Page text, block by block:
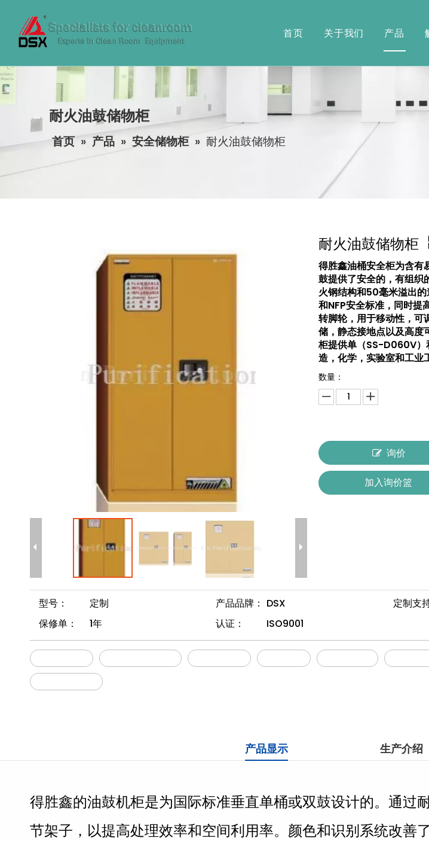
首页 关于我们 产品
耐火油鼓储物柜
首页 » 产品 » 安全储物柜 » 耐火油鼓储物柜
耐火油鼓储物柜
得胜鑫油桶安全柜为含
鼓提供了安全的，有组织
火钢结构和50毫米溢出
和NFP安全标准，同时提
转脚轮，用于移动性，可
储，静态接地点以及高度
柜提供单（SS-D060V）
造，化学，实验室和工业
数量：
询价
加入询价篮
型号： 定制 产品品牌： DSX 定制支
保修单：
1年 认证： ISO9001
产品显示 生产介绍
得胜鑫的油鼓机柜是为国际标准垂直单桶或双鼓设计的。通过
节架子，以提高处理效率和空间利用率。颜色和识别系统改善